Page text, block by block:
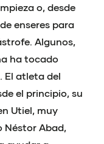
o, desde
enseres para
Algunos,
ha tocado
El atleta del
el principio, su
Utiel, muy
Néstor Abad,